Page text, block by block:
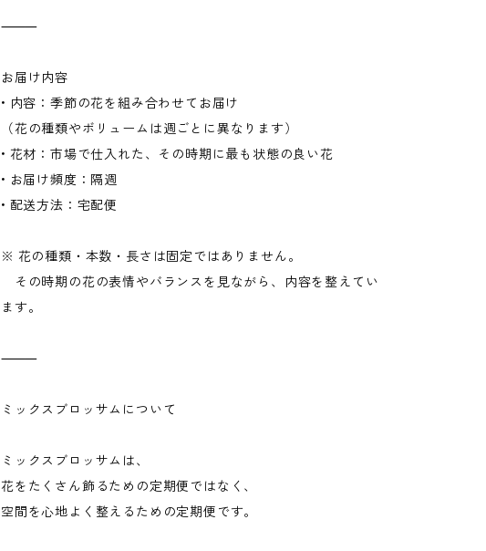
⸻
お届け内容
• 内容：季節の花を組み合わせてお届け
（花の種類やボリュームは週ごとに異なります）
• 花材：市場で仕入れた、その時期に最も状態の良い花
• お届け頻度：隔週
• 配送方法：宅配便
※ 花の種類・本数・長さは固定ではありません。
その時期の花の表情やバランスを見ながら、内容を整えてい
ます。
⸻
ミックスブロッサムについて
ミックスブロッサムは、
花をたくさん飾るための定期便ではなく、
空間を心地よく整えるための定期便です。